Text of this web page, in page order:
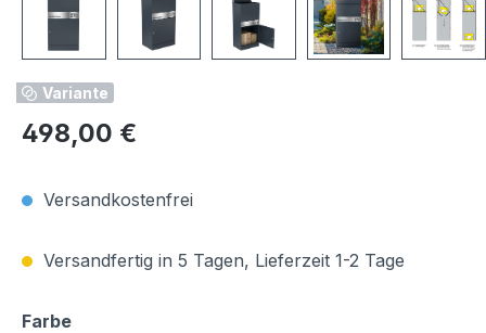
Variante
Regulärer Preis:
498,00 €
Versandkostenfrei
Versandfertig in 5 Tagen, Lieferzeit 1-2 Tage
Farbeauswählen